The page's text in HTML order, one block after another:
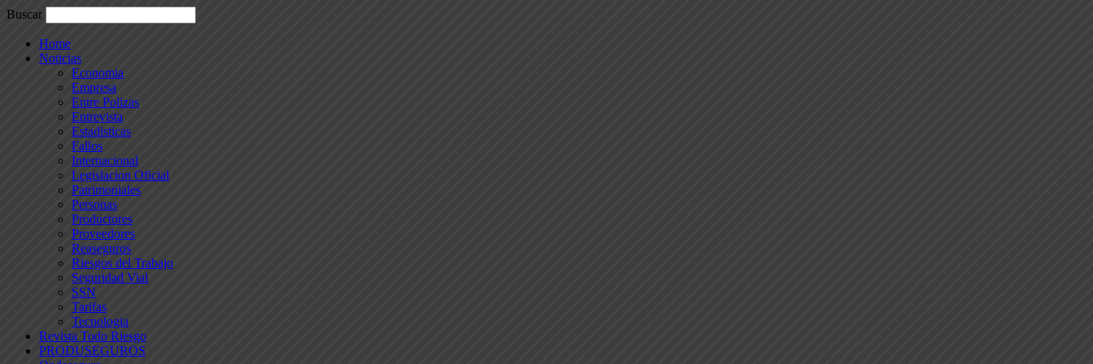
Buscar
Home
Noticias
Economia
Empresa
Entre Polizas
Entrevista
Estadisticas
Fallos
Internacional
Legislacion Oficial
Patrimoniales
Personas
Productores
Proveedores
Reaseguros
Riesgos del Trabajo
Seguridad Vial
SSN
Tarifas
Tecnologia
Revista Todo Riesgo
PRODUSEGUROS